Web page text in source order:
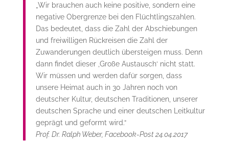
„Wir brauchen auch keine positive, sondern eine
negative Obergrenze bei den Flüchtlingszahlen.
Das bedeutet, dass die Zahl der Abschiebungen
und freiwilligen Rückreisen die Zahl der
Zuwanderungen deutlich übersteigen muss. Denn
dann findet dieser ‚Große Austausch‘ nicht statt.
Wir müssen und werden dafür sorgen, dass
unsere Heimat auch in 30 Jahren noch von
deutscher Kultur, deutschen Traditionen, unserer
deutschen Sprache und einer deutschen Leitkultur
geprägt und geformt wird.“
Prof. Dr. Ralph Weber, Facebook-Post 24.04.2017